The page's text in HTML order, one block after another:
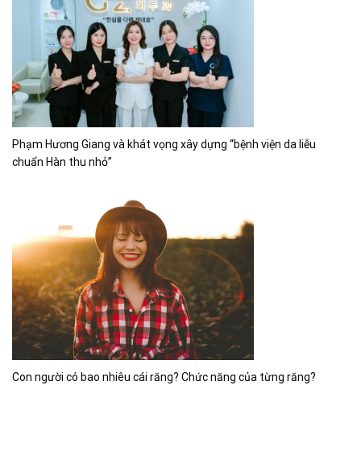
Phạm Hương Giang và khát vọng xây dựng “bệnh viện da liễu
chuẩn Hàn thu nhỏ”
Con người có bao nhiêu cái răng? Chức năng của từng răng?